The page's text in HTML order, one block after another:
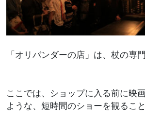
「オリバンダーの店」は、杖の専門
ここでは、ショップに入る前に映
ような、短時間のショーを観るこ